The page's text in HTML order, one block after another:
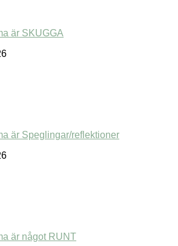
är SKUGGA
är Speglingar/reflektioner
är något RUNT